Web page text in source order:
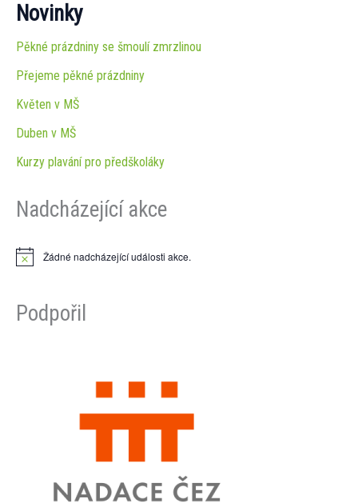
Novinky
Pěkné prázdniny se šmoulí zmrzlinou
Přejeme pěkné prázdniny
Květen v MŠ
Duben v MŠ
Kurzy plavání pro předškoláky
Nadcházející akce
N
c
Žádné nadcházející události akce.
Podpořil